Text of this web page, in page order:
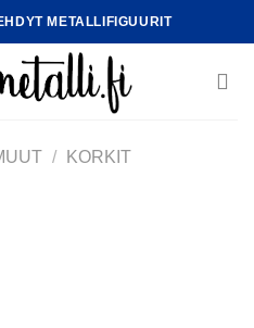
METALLIFIGUURIT
/ KORKIT